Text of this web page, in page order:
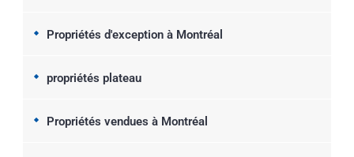
Propriétés d'exception à Montréal
propriétés plateau
Propriétés vendues à Montréal